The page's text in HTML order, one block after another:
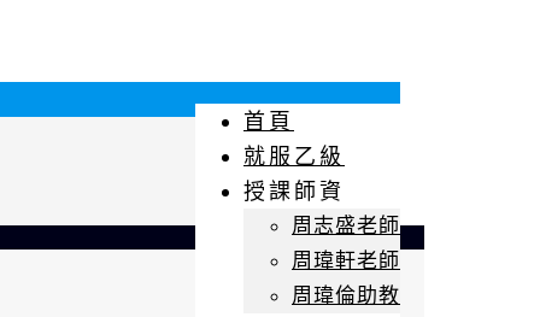
首頁
就服乙級
授課師資
周志盛老師
周瑋軒老師
周瑋倫助教